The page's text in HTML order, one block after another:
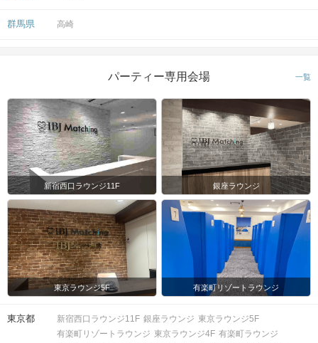
群馬県 高崎
パーティー専用会場 一覧
新宿西口ラウンジ11F 銀座ラウンジ
東京ラウンジ5F 有楽町リゾートラウンジ
東京都 新宿西口ラウンジ11F 銀座ラウンジ 東京ラウンジ5F
有楽町リゾートラウンジ 東京ラウンジ4F 有楽町ラウンジ